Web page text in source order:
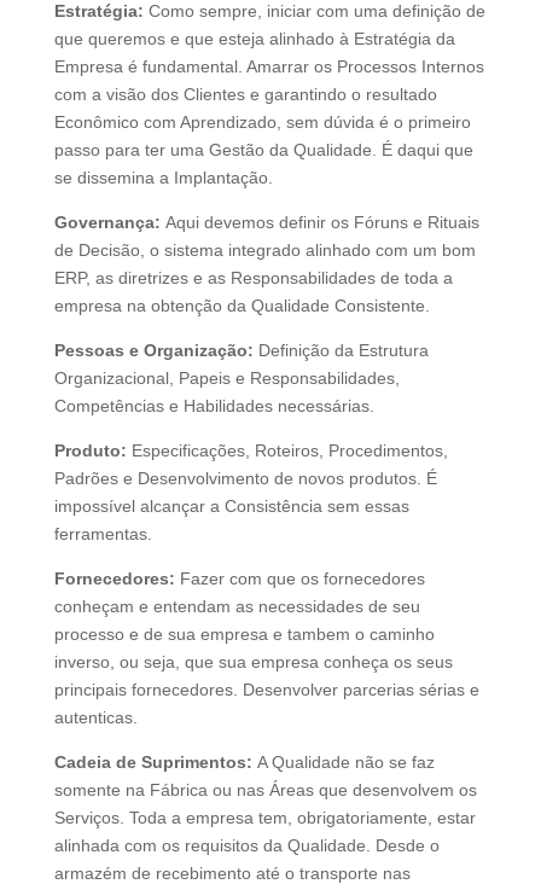
Estratégia: Como sempre, iniciar com uma definição de
que queremos e que esteja alinhado à Estratégia da
Empresa é fundamental. Amarrar os Processos Internos
com a visão dos Clientes e garantindo o resultado
Econômico com Aprendizado, sem dúvida é o primeiro
passo para ter uma Gestão da Qualidade. É daqui que
se dissemina a Implantação.
Governança: Aqui devemos definir os Fóruns e Rituais
de Decisão, o sistema integrado alinhado com um bom
ERP, as diretrizes e as Responsabilidades de toda a
empresa na obtenção da Qualidade Consistente.
Pessoas e Organização: Definição da Estrutura
Organizacional, Papeis e Responsabilidades,
Competências e Habilidades necessárias.
Produto: Especificações, Roteiros, Procedimentos,
Padrões e Desenvolvimento de novos produtos. É
impossível alcançar a Consistência sem essas
ferramentas.
Fornecedores: Fazer com que os fornecedores
conheçam e entendam as necessidades de seu
processo e de sua empresa e tambem o caminho
inverso, ou seja, que sua empresa conheça os seus
principais fornecedores. Desenvolver parcerias sérias e
autenticas.
Cadeia de Suprimentos: A Qualidade não se faz
somente na Fábrica ou nas Áreas que desenvolvem os
Serviços. Toda a empresa tem, obrigatoriamente, estar
alinhada com os requisitos da Qualidade. Desde o
armazém de recebimento até o transporte nas